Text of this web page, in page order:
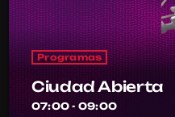
Programas
Ciudad Abierta
07:00 - 09:00